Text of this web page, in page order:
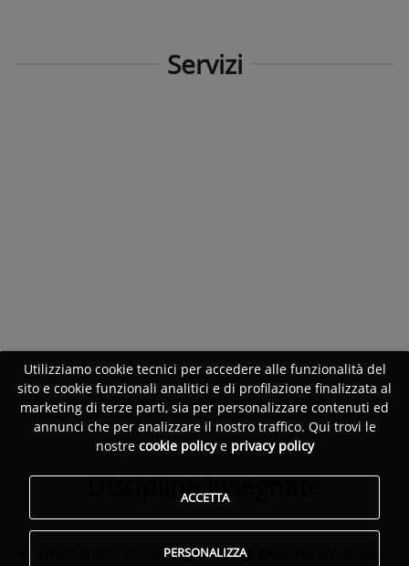
Servizi
Discipline insegnate
: Chitarra (generica), Chitarra elettrica
Utilizziamo cookie tecnici per accedere alle funzionalità del
sito e cookie funzionali analitici e di profilazione finalizzata al
marketing di terze parti, sia per personalizzare contenuti ed
annunci che per analizzare il nostro traffico. Qui trovi le
nostre cookie policye privacy policy
ACCETTA
PERSONALIZZA